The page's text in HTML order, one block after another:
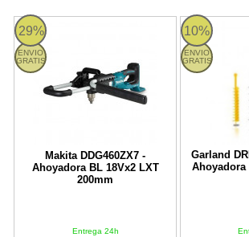
29%
ENVIO
GRATIS
Makita DDG460ZX7 -
Ahoyadora BL 18Vx2 LXT
200mm
Entrega 24h
Makita DDG460ZX7 - Ahoyadora BL 18Vx2
10%
ENVIO
GRATIS
Garland
Ahoyadora
DRILL